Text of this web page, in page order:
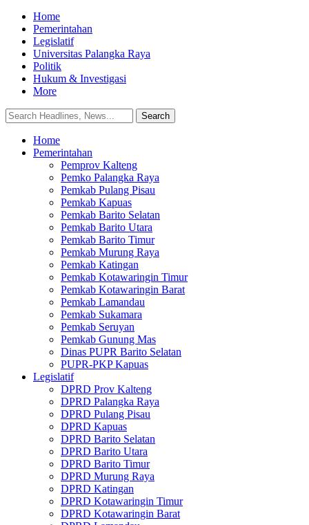
Home
Pemerintahan
Legislatif
Universitas Palangka Raya
Politik
Hukum & Investigasi
More
Home
Pemerintahan
Pemprov Kalteng
Pemko Palangka Raya
Pemkab Pulang Pisau
Pemkab Kapuas
Pemkab Barito Selatan
Pemkab Barito Utara
Pemkab Barito Timur
Pemkab Murung Raya
Pemkab Katingan
Pemkab Kotawaringin Timur
Pemkab Kotawaringin Barat
Pemkab Lamandau
Pemkab Sukamara
Pemkab Seruyan
Pemkab Gunung Mas
Dinas PUPR Barito Selatan
PUPR-PKP Kapuas
Legislatif
DPRD Prov Kalteng
DPRD Palangka Raya
DPRD Pulang Pisau
DPRD Kapuas
DPRD Barito Selatan
DPRD Barito Utara
DPRD Barito Timur
DPRD Murung Raya
DPRD Katingan
DPRD Kotawaringin Timur
DPRD Kotawaringin Barat